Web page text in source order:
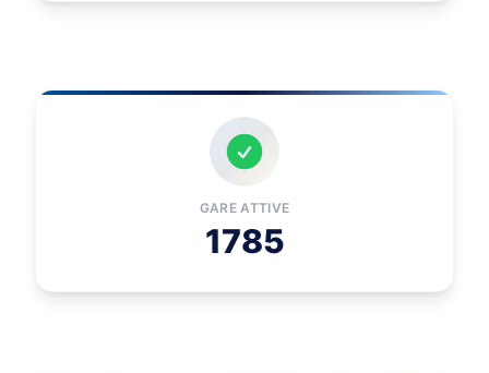
GARE ATTIVE
1785